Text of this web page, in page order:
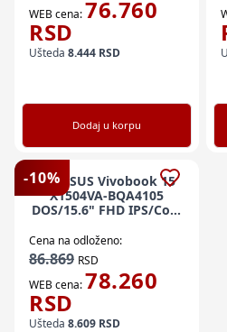
WEB cena:76.760
RSD
Ušteda 8.444 RSD
Dodaj u korpu
-10%
NB ASUS Vivobook 15
X1504VA-BQA4105
DOS/15.6" FHD IPS/Core
punjaca/srebrna
90NB13Y2-M03C30
Cena na odloženo:
86.869 RSD
WEB cena:78.260
RSD
Ušteda 8.609 RSD